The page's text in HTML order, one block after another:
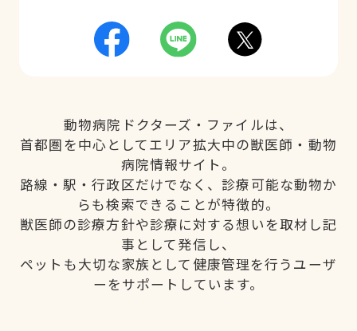
動物病院ドクターズ・ファイルは、
首都圏を中心としてエリア拡大中の獣医師・動物
病院情報サイト。
路線・駅・行政区だけでなく、診療可能な動物か
らも検索できることが特徴的。
獣医師の診療方針や診療に対する想いを取材し記
事として発信し、
ペットも大切な家族として健康管理を行うユーザ
ーをサポートしています。